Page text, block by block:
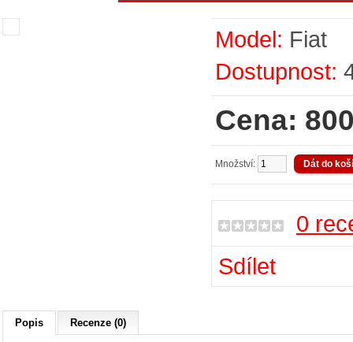
Model: Fiat
Dostupnost:
Cena:
Množství:
0
Sdílet
Popis Recenze (0)